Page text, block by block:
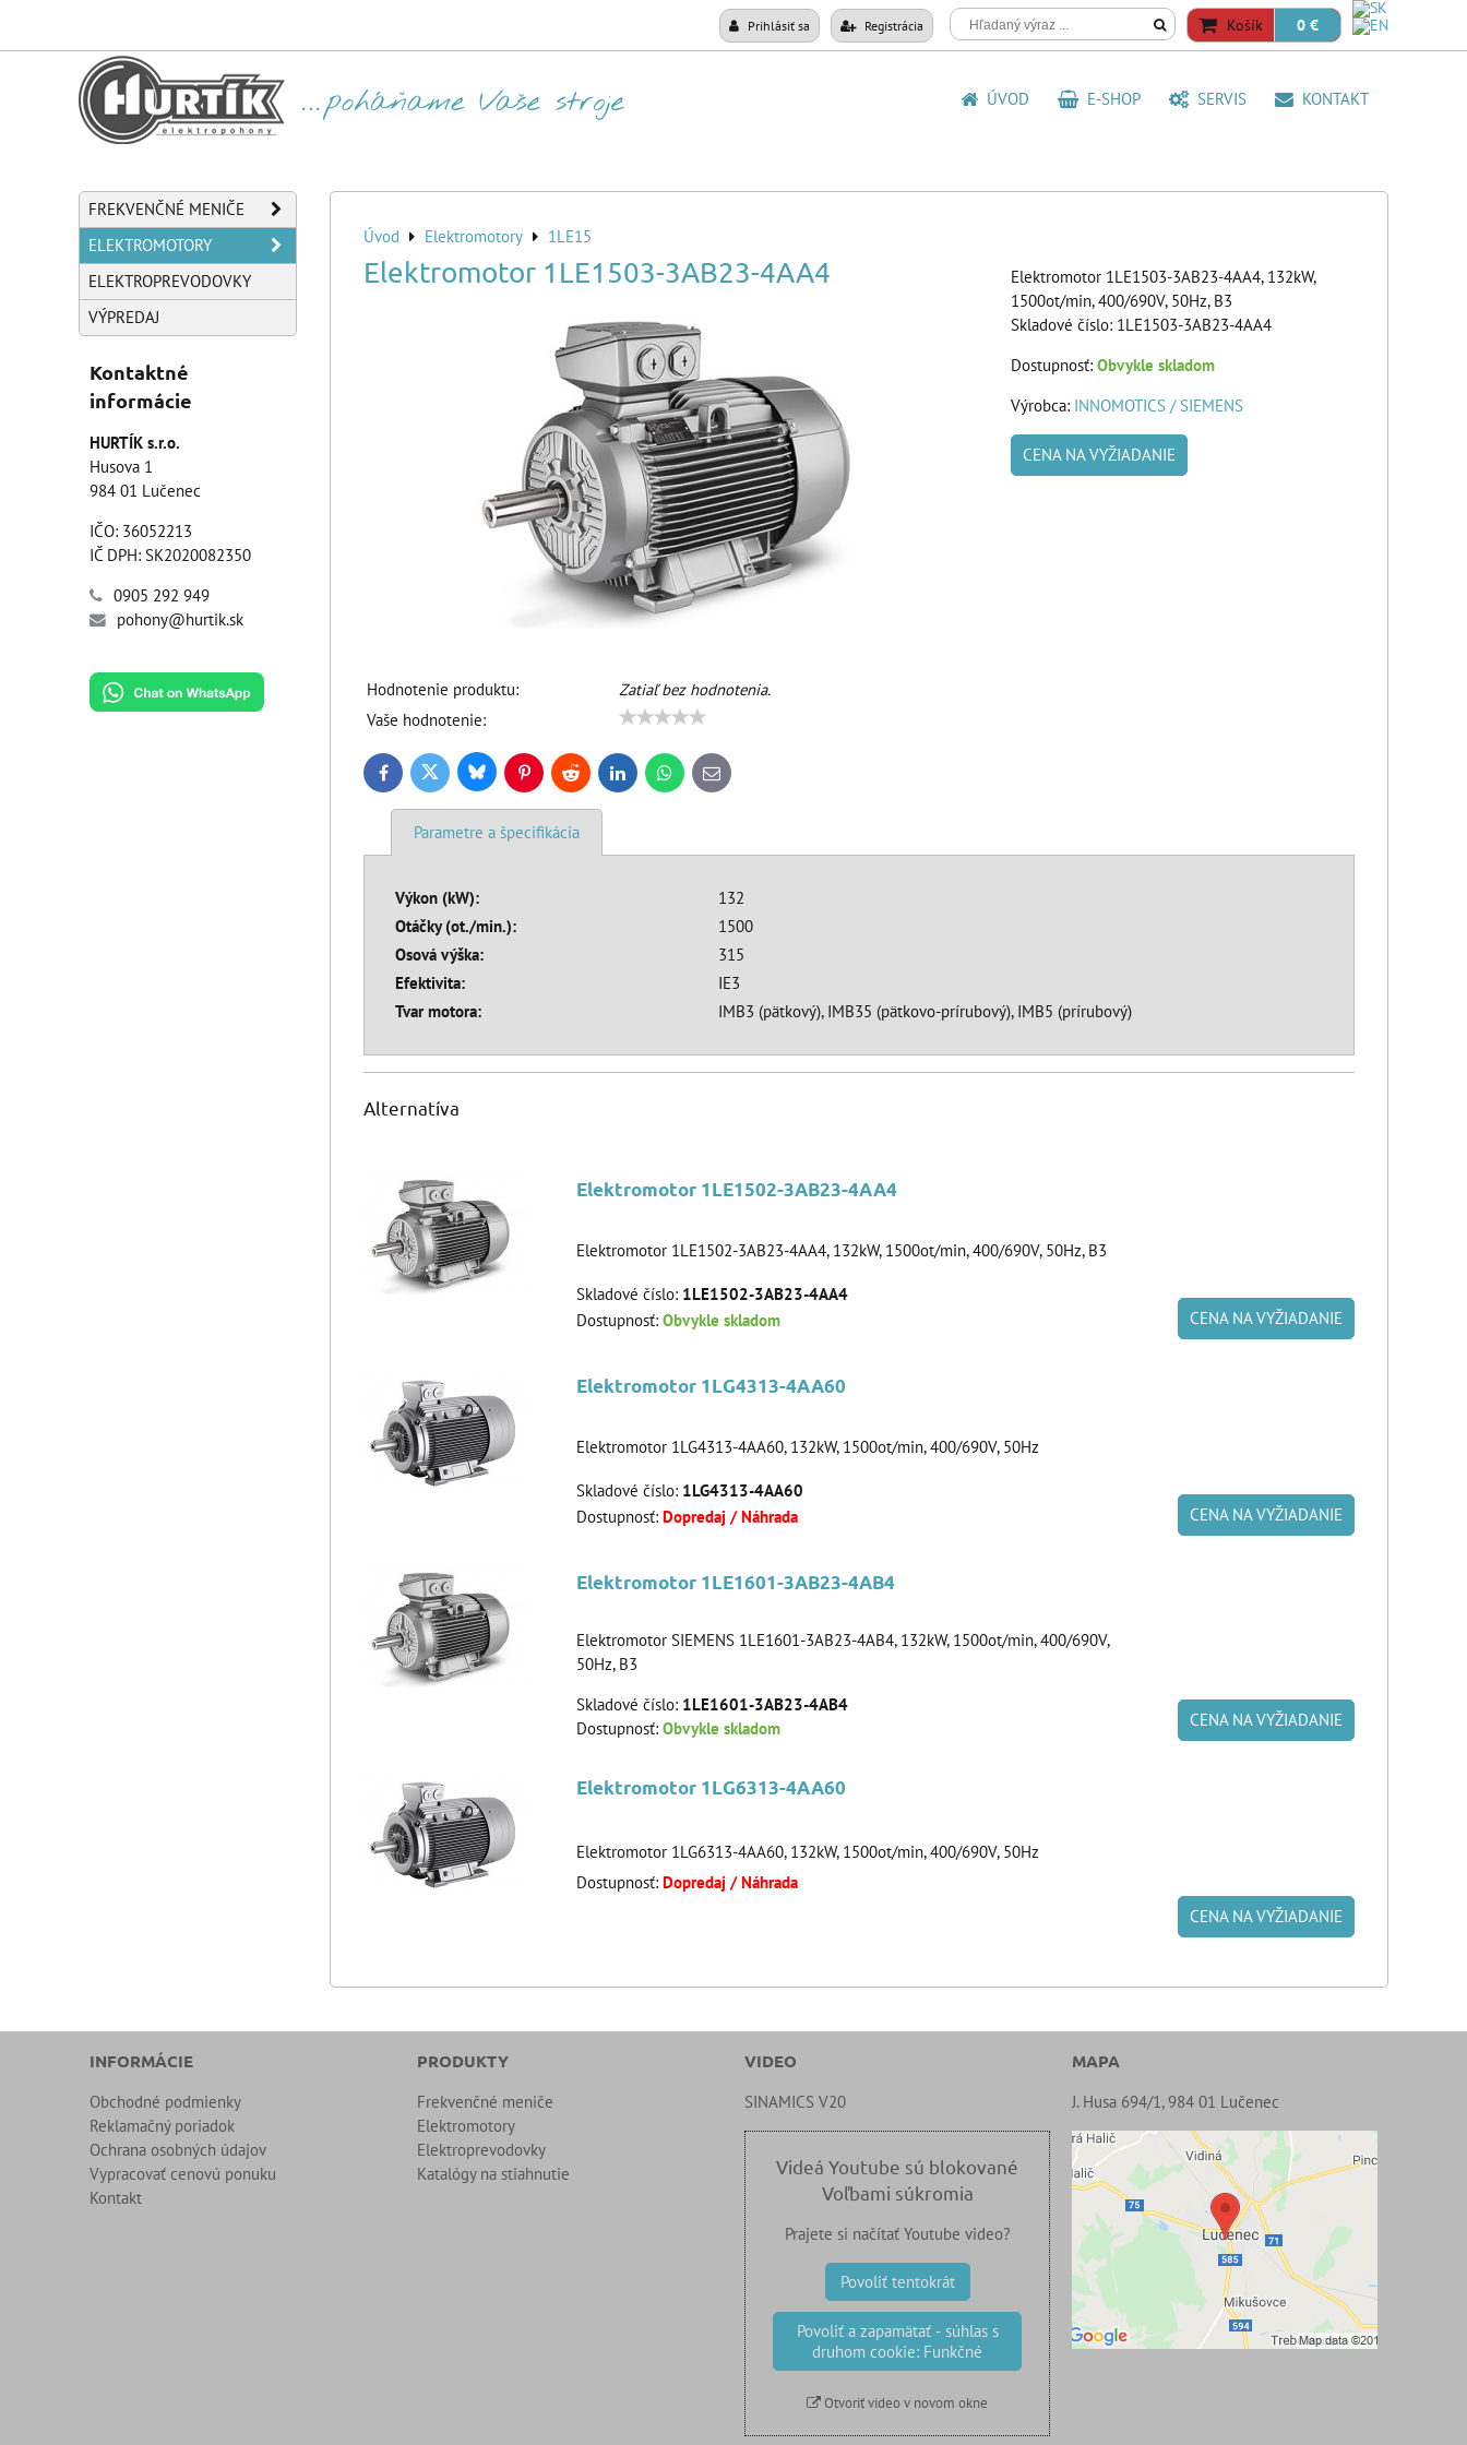
Prihlásiť sa Registrácia Košík 0 €
ÚVOD E-SHOP SERVIS KONTAKT
Úvod Elektromotory 1LE15
Elektromotor 1LE1503-3AB23-4AA4
Hodnotenie produktu:
Zatiaľ bez hodnotenia.
Vaše hodnotenie:
Elektromotor 1LE1503-3AB23-4AA4, 132kW,
1500ot/min, 400/690V, 50Hz, B3
Skladové číslo: 1LE1503-3AB23-4AA4
Dostupnosť: Obvykle skladom
Výrobca: INNOMOTICS / SIEMENS
CENA NA VYŽIADANIE
FacebookTwitter BlueskyPinterestReddit LinkedInWhatsApp
E-
mail
Parametre a špecifikácia
Výkon (kW):
132
Otáčky (ot./min.):
1500
Osová výška:
315
Efektivita:
IE3
Tvar motora:
IMB3 (pätkový), IMB35 (pätkovo-prírubový), IMB5 (prírubový)
Alternatíva
Elektromotor 1LE1502-3AB23-4AA4
Elektromotor 1LE1502-3AB23-4AA4, 132kW, 1500ot/min, 400/690V, 50Hz, B3
Skladové číslo: 1LE1502-3AB23-4AA4
Dostupnosť: Obvykle skladom CENA NA VYŽIADANIE
Elektromotor 1LG4313-4AA60
Elektromotor 1LG4313-4AA60, 132kW, 1500ot/min, 400/690V, 50Hz
Skladové číslo: 1LG4313-4AA60
Dostupnosť: Dopredaj / Náhrada CENA NA VYŽIADANIE
Elektromotor 1LE1601-3AB23-4AB4
Elektromotor SIEMENS 1LE1601-3AB23-4AB4, 132kW, 1500ot/min, 400/690V,
50Hz, B3
Skladové číslo: 1LE1601-3AB23-4AB4
Dostupnosť: Obvykle skladom CENA NA VYŽIADANIE
Elektromotor 1LG6313-4AA60
Elektromotor 1LG6313-4AA60, 132kW, 1500ot/min, 400/690V, 50Hz
Dostupnosť: Dopredaj / Náhrada
CENA NA VYŽIADANIE
FREKVENČNÉ MENIČE
ELEKTROMOTORY
ELEKTROPREVODOVKY
VÝPREDAJ
Kontaktné
informácie
HURTÍK s.r.o.
Husova 1
984 01 Lučenec
IČO: 36052213
IČ DPH: SK2020082350
0905 292 949
pohony@hurtik.sk
INFORMÁCIE
Obchodné podmienky
Reklamačný poriadok
Ochrana osobných údajov
Vypracovať cenovú ponuku
Kontakt
PRODUKTY
Frekvenčné meniče
Elektromotory
Elektroprevodovky
Katalógy na stiahnutie
VIDEO
SINAMICS V20
Videá Youtube sú blokované
Voľbami súkromia
Prajete si načítať Youtube video?
Povoliť tentokrát
Povoliť a zapamätať - súhlas s
druhom cookie: Funkčné
Otvoriť video v novom okne
MAPA
J. Husa 694/1, 984 01 Lučenec